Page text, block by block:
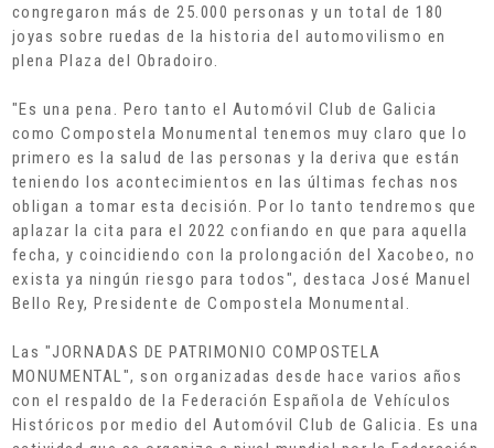
congregaron más de 25.000 personas y un total de 180
joyas sobre ruedas de la historia del automovilismo en
plena Plaza del Obradoiro.
"Es una pena. Pero tanto el Automóvil Club de Galicia
como Compostela Monumental tenemos muy claro que lo
primero es la salud de las personas y la deriva que están
teniendo los acontecimientos en las últimas fechas nos
obligan a tomar esta decisión. Por lo tanto tendremos que
aplazar la cita para el 2022 confiando en que para aquella
fecha, y coincidiendo con la prolongación del Xacobeo, no
exista ya ningún riesgo para todos", destaca José Manuel
Bello Rey, Presidente de Compostela Monumental.
Las "JORNADAS DE PATRIMONIO COMPOSTELA
MONUMENTAL", son organizadas desde hace varios años
con el respaldo de la Federación Española de Vehículos
Históricos por medio del Automóvil Club de Galicia. Es una